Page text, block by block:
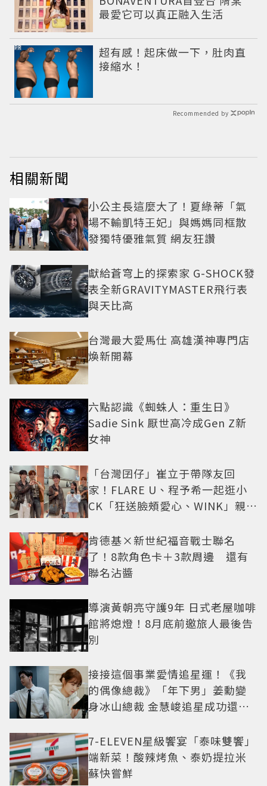
最愛它可以真正融入生活
超有感！起床做一下，肚肉直
接縮水！
PR
Recommended by
相關新聞
小公主長這麼大了！夏綠蒂「氣
場不輸凱特王妃」與媽媽同框散
發獨特優雅氣質 網友狂讚
獻給蒼穹上的探索家 G-SHOCK發
表全新GRAVITYMASTER飛行表
與天比高
台灣最大愛馬仕 高雄漢神專門店
煥新開幕
六點認識《蜘蛛人：重生日》
Sadie Sink 厭世高冷成Gen Z新
女神
「台灣囝仔」崔立于帶隊友回
家！FLARE U、程予希一起逛小
CK「狂送臉頰愛心、WINK」親曝
肯德基×新世紀福音戰士聯名
了！8款角色卡＋3款周邊 還有
聯名沾醬
導演黃朝亮守護9年 日式老屋咖啡
館將熄燈！8月底前邀旅人最後告
別
接接這個事業愛情追星運！《我
的偶像總裁》「年下男」姜勳變
身冰山總裁 金慧峻追星成功還偶
7-ELEVEN星級饗宴「泰味雙饗」
端新菜！酸辣烤魚、泰奶提拉米
蘇快嘗鮮